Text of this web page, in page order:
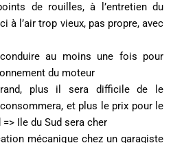
de rouilles, à l’entretien du
à l’air trop vieux, pas propre, avec
au moins une fois pour
du moteur
plus il sera difficile de le
et plus le prix pour le
Ile du Sud sera cher
mécanique chez un garagiste